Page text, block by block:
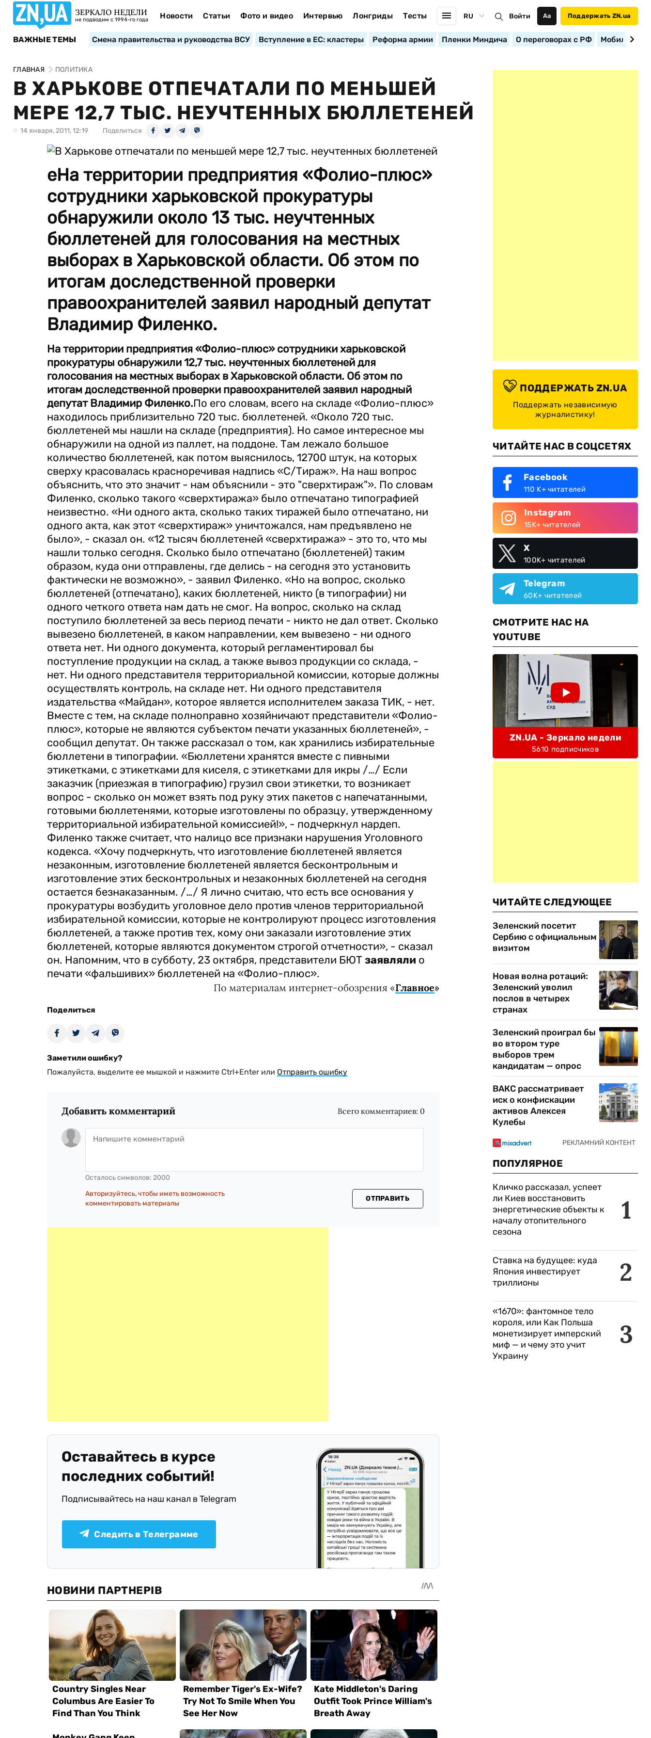
ЗЕРКАЛО НЕДЕЛИ
не подводим с 1994-го года Новости Статьи Фото и видео Интервью Лонгриды Тесты RU Войти Аа Поддержать ZN.ua
ВАЖНЫЕ ТЕМЫ Смена правительства и руководства ВСУ Вступление в ЕС: кластеры Реформа армии Пленки Миндича О переговорах с РФ
ГЛАВНАЯ ПОЛИТИКА
В ХАРЬКОВЕ ОТПЕЧАТАЛИ ПО МЕНЬШЕЙ
МЕРЕ 12,7 ТЫС. НЕУЧТЕННЫХ БЮЛЛЕТЕНЕЙ
14 января, 2011, 12:19 Поделиться
еНа территории предприятия «Фолио-плюс»
сотрудники харьковской прокуратуры
обнаружили около 13 тыс. неучтенных
бюллетеней для голосования на местных
выборах в Харьковской области. Об этом по
итогам доследственной проверки
правоохранителей заявил народный депутат
Владимир Филенко.
На территории предприятия «Фолио-плюс» сотрудники харьковской
прокуратуры обнаружили 12,7 тыс. неучтенных бюллетеней для
голосования на местных выборах в Харьковской области. Об этом по
итогам доследственной проверки правоохранителей заявил народный
депутат Владимир Филенко.По его словам, всего на складе «Фолио-плюс»
находилось приблизительно 720 тыс. бюллетеней. «Около 720 тыс.
бюллетеней мы нашли на складе (предприятия). Но самое интересное мы
обнаружили на одной из паллет, на поддоне. Там лежало большое
количество бюллетеней, как потом выяснилось, 12700 штук, на которых
сверху красовалась красноречивая надпись «С/Тираж». На наш вопрос
объяснить, что это значит - нам объяснили - это "сверхтираж"». По словам
Филенко, сколько такого «сверхтиража» было отпечатано типографией
неизвестно. «Ни одного акта, сколько таких тиражей было отпечатано, ни
одного акта, как этот «сверхтираж» уничтожался, нам предъявлено не
было», - сказал он. «12 тысяч бюллетеней «сверхтиража» - это то, что мы
нашли только сегодня. Сколько было отпечатано (бюллетеней) таким
образом, куда они отправлены, где делись - на сегодня это установить
фактически не возможно», - заявил Филенко. «Но на вопрос, сколько
бюллетеней (отпечатано), каких бюллетеней, никто (в типографии) ни
одного четкого ответа нам дать не смог. На вопрос, сколько на склад
поступило бюллетеней за весь период печати - никто не дал ответ. Сколько
вывезено бюллетеней, в каком направлении, кем вывезено - ни одного
ответа нет. Ни одного документа, который регламентировал бы
поступление продукции на склад, а также вывоз продукции со склада, -
нет. Ни одного представителя территориальной комиссии, которые должны
осуществлять контроль, на складе нет. Ни одного представителя
издательства «Майдан», которое является исполнителем заказа ТИК, - нет.
Вместе с тем, на складе полноправно хозяйничают представители «Фолио-
плюс», которые не являются субъектом печати указанных бюллетеней», -
сообщил депутат. Он также рассказал о том, как хранились избирательные
бюллетени в типографии. «Бюллетени хранятся вместе с пивными
этикетками, с этикетками для киселя, с этикетками для икры /…/ Если
заказчик (приезжая в типографию) грузил свои этикетки, то возникает
вопрос - сколько он может взять под руку этих пакетов с напечатанными,
готовыми бюллетенями, которые изготовлены по образцу, утвержденному
территориальной избирательной комиссией!», - подчеркнул нардеп.
Филенко также считает, что налицо все признаки нарушения Уголовного
кодекса. «Хочу подчеркнуть, что изготовление бюллетеней является
незаконным, изготовление бюллетеней является бесконтрольным и
изготовление этих бесконтрольных и незаконных бюллетеней на сегодня
остается безнаказанным. /…/ Я лично считаю, что есть все основания у
прокуратуры возбудить уголовное дело против членов территориальной
избирательной комиссии, которые не контролируют процесс изготовления
бюллетеней, а также против тех, кому они заказали изготовление этих
бюллетеней, которые являются документом строгой отчетности», - сказал
он. Напомним, что в субботу, 23 октября, представители БЮТ заявляли о
печати «фальшивих» бюллетеней на «Фолио-плюс».
По материалам интернет-обозрения «Главное»
Поделиться
Заметили ошибку?
Пожалуйста, выделите ее мышкой и нажмите Ctrl+Enter или Отправить ошибку
Добавить комментарий Всего комментариев: 0
Осталось символов: 2000
Авторизуйтесь, чтобы иметь возможность
комментировать материалы
ОТПРАВИТЬ
Оставайтесь в курсе
последних событий!
Подписывайтесь на наш канал в Telegram
Следить в Телеграмме
ПОДДЕРЖАТЬ ZN.UA
Поддержать независимую
журналистику!
ЧИТАЙТЕ НАС В СОЦСЕТЯХ
Facebook
110 K+ читателей
Instagram
15K+ читателей
X
100K+ читателей
Telegram
60K+ читателей
СМОТРИТЕ НАС НА
YOUTUBE
ZN.UA - Зеркало недели
5610 подписчиков
ЧИТАЙТЕ СЛЕДУЮЩЕЕ
Зеленский посетит
Сербию с официальным
визитом
Новая волна ротаций:
Зеленский уволил
послов в четырех
странах
Зеленский проиграл бы
во втором туре
выборов трем
кандидатам — опрос
ВАКС рассматривает
иск о конфискации
активов Алексея
Кулебы
ПОПУЛЯРНОЕ
1
Кличко рассказал, успеет
ли Киев восстановить
энергетические объекты к
началу отопительного
сезона
2
Ставка на будущее: куда
Япония инвестирует
триллионы
3
«1670»: фантомное тело
короля, или Как Польша
монетизирует имперский
миф — и чему это учит
Украину